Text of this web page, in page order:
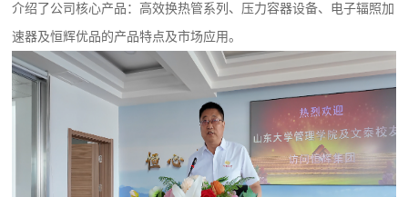
介绍了公司核心产品：高效换热管系列、压力容器设备、电子辐照加
速器及恒辉优品的产品特点及市场应用。